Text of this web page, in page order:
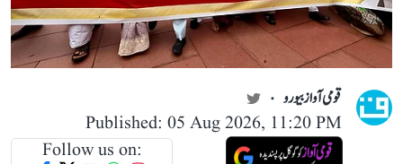
قومی آواز بیورو
Published: 05 Aug 2026, 11:20 PM
Follow us on: